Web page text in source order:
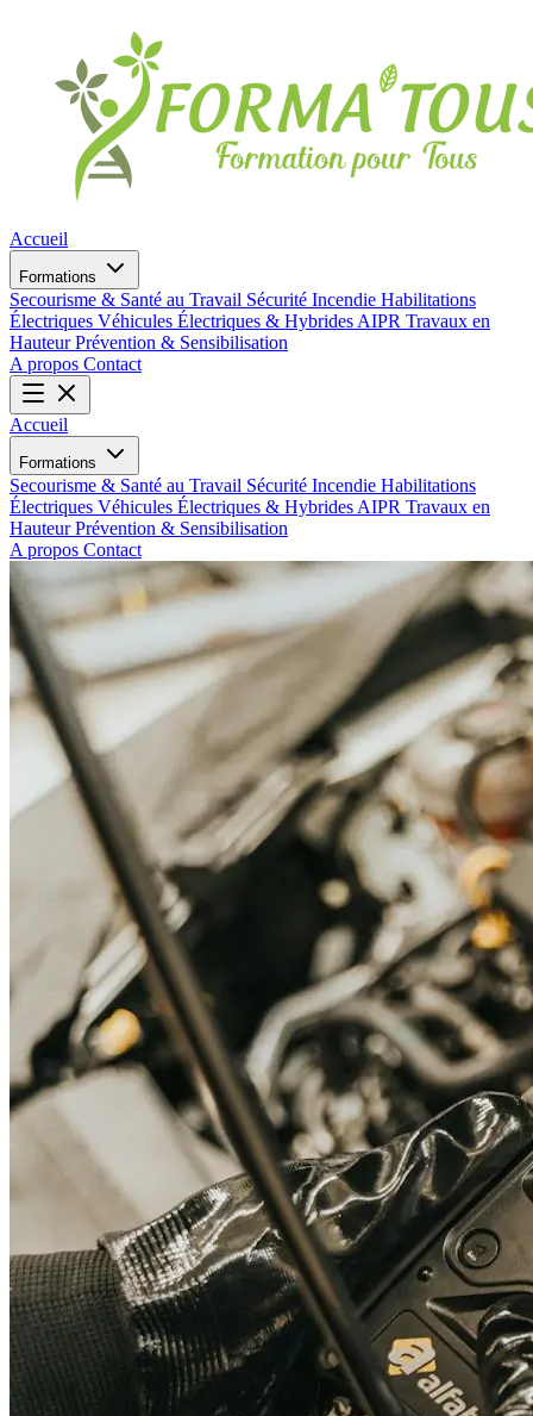
Accueil
Formations
Secourisme & Santé au Travail Sécurité Incendie Habilitations
Électriques Véhicules Électriques & Hybrides AIPR Travaux en
HauteurPrévention & Sensibilisation
A propos Contact
Accueil
Formations
Secourisme & Santé au Travail Sécurité Incendie Habilitations
Électriques Véhicules Électriques & Hybrides AIPR Travaux en
HauteurPrévention & Sensibilisation
A propos Contact